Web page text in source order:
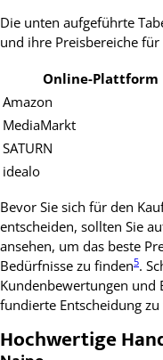
Die unten aufgeführte
und ihre Preisbereiche für
Online-Plattform
Amazon
MediaMarkt
SATURN
idealo
Bevor Sie sich für den
entscheiden, sollten Sie
ansehen, um das beste
Bedürfnisse zu finden5.
Kundenbewertungen und
fundierte Entscheidung
Hochwertige